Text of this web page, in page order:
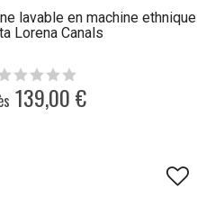
lavable en machine ethnique
Lorena Canals
139,00 €